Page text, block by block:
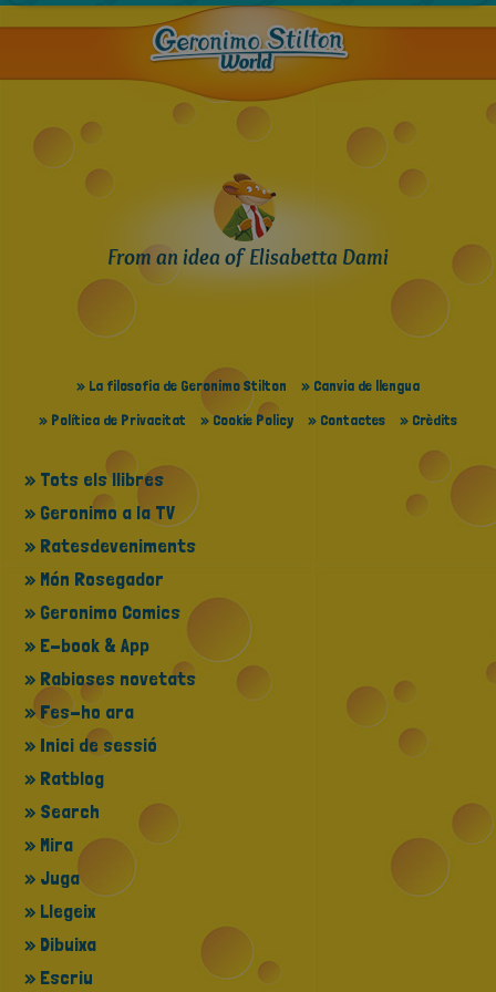
From an idea of Elisabetta Dami
» La filosofia de Geronimo Stilton
» Canvia de llengua
» Política de Privacitat
» Cookie Policy » Contactes » Crèdits
» Tots els llibres
» Geronimo a la TV
» Ratesdeveniments
» Món Rosegador
» Geronimo Comics
» E-book & App
» Rabioses novetats
» Fes-ho ara
» Inici de sessió
» Ratblog
» Search
» Mira
» Juga
» Llegeix
» Dibuixa
» Escriu